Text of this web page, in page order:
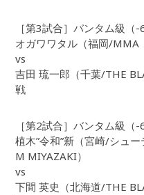
［第3試合］バンタム級（
オガワワタル（福岡/MMA
vs
吉田 琉一郎（千葉/THE
戦
［第2試合］バンタム級（
植木”令和”新（宮崎/シュ
M MIYAZAKI）
vs
下間 英史（北海道/THE